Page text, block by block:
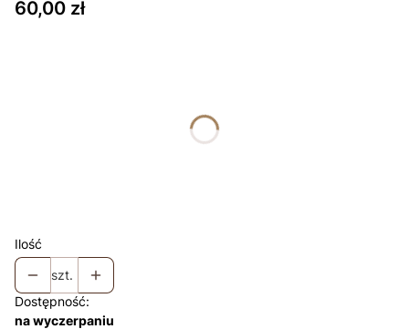
Cena
60,00 zł
Ilość
szt.
Dostępność:
na wyczerpaniu